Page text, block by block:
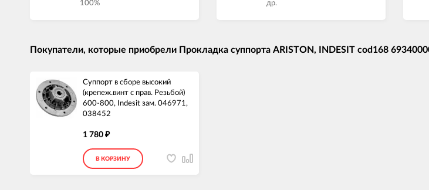
100%
др.
Покупатели, которые приобрели Прокладка суппорта ARISTON, INDESIT cod168
Суппорт в сборе высокий
(крепеж.винт с прав. Резьбой)
600-800, Indesit зам. 046971,
038452
1 780 ₽
В КОРЗИНУ